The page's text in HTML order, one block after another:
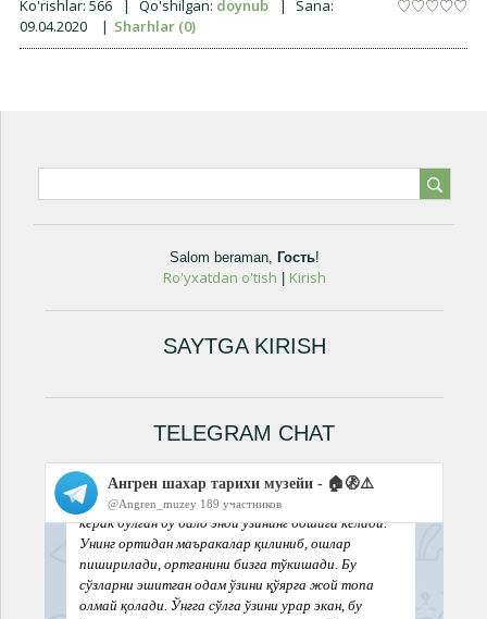
Ko'rishlar: 566 | Qo'shilgan: doynub |
Sana:
09.04.2020
| Sharhlar (0)
Salom beraman, Гость!
Ro'yxatdan o'tish Kirish
SAYTGA KIRISH
TELEGRAM CHAT